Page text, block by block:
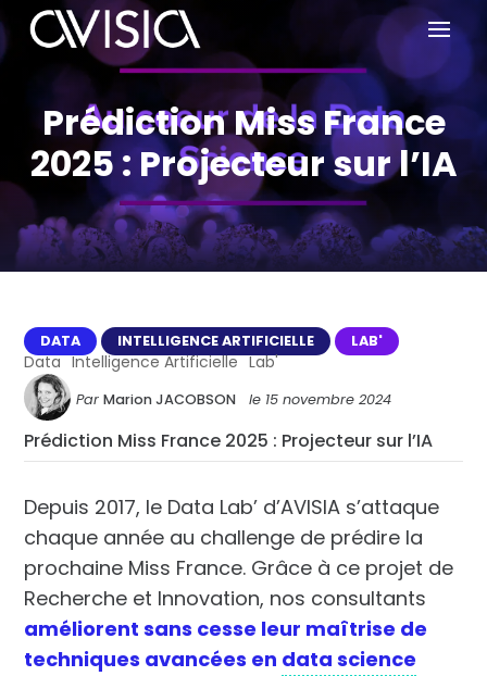
Prédiction Miss France
2025 : Projecteur sur l’IA
DATA INTELLIGENCE ARTIFICIELLE LAB'
Data Intelligence Artificielle Lab'
Par Marion JACOBSON le 15 novembre 2024
Prédiction Miss France 2025 : Projecteur sur l’IA
Depuis 2017, le Data Lab’ d’AVISIA s’attaque
chaque année au challenge de prédire la
prochaine Miss France. Grâce à ce projet de
Recherche et Innovation, nos consultants
améliorent sans cesse leur maîtrise de
techniques avancées en data science